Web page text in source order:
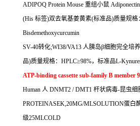
ADIPOQ Protein Mouse 重组小鼠
(His 标签)双去氧基姜黄素(标准品)质量规格：
Bisdemethoxycurcumin
SV-40转化;WI38/VA13 人胰岛β细胞完全培
品)质量规格： HPLC≥98%，标准品L-
ATP-binding cassette sub-family B member
Human 人 DNMT2 / DMT1 杆状病毒-昆虫细
PROTEINASEK,20MG/MLSOLUTION蛋白
级25MLCOLD